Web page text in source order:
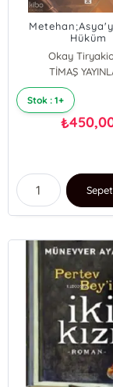
Hüküm
Okay
TİMAŞ
Stok : 1+
₺